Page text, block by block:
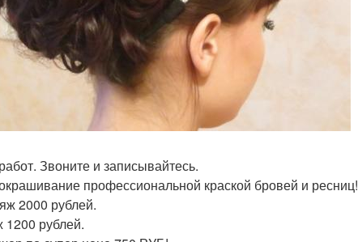
Звоните и записывайтесь.
профессиональной краской бровей и ресниц!
2000 рублей.
1200 рублей.